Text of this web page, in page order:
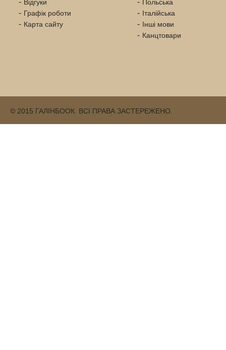
Відгуки
Графік роботи
Карта сайту
Польська
Італійська
Інші мови
Канцтовари
© 2015 ГАЛІНБООК. ВСІ ПРАВА ЗАСТЕРЕЖЕНО.